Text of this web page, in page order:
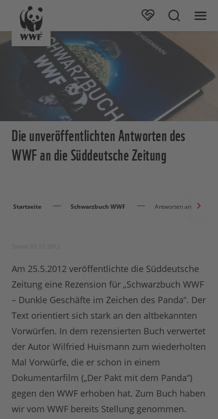
Die unveröffentlichten Antworten des
WWF an die Süddeutsche Zeitung
Startseite Schwarzbuch WWF Antworten an die
Am 25.5.2012 veröffentlichte die Süddeutsche
Zeitung eine Rezension für „Schwarzbuch WWF
– Dunkle Geschäfte im Zeichen des Panda“. Der
Text orientiert sich stark an den altbekannten
Vorwürfen. In dem rezensierten Buch verwertet
der Autor Wilfried Huismann zum wiederholten
Mal Vorwürfe, die er schon in einem
Dokumentarfilm („Der Pakt mit dem Panda“)
gegen den WWF erhoben hat. Zum Buch haben
wir vom WWF bereits Stellung genommen.